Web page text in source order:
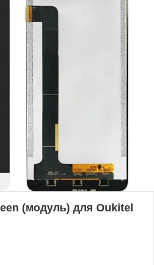
(модуль) для Oukitel